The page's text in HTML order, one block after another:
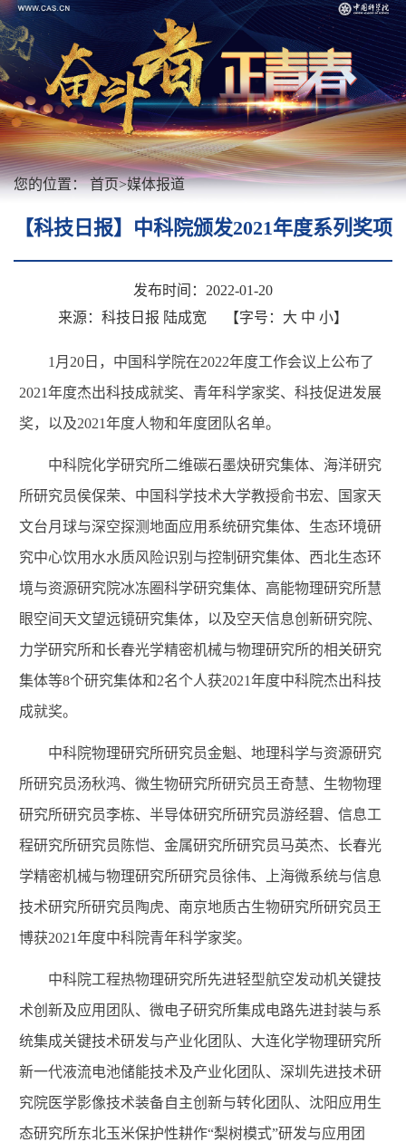
您的位置：首页>媒体报道
【科技日报】中科院颁发2021年度系列奖项
发布时间：2022-01-20
来源：科技日报 陆成宽
【字号： 大 中 小】
1月20日，中国科学院在2022年度工作会议上公布了
2021年度杰出科技成就奖、青年科学家奖、科技促进发展
奖，以及2021年度人物和年度团队名单。
中科院化学研究所二维碳石墨炔研究集体、海洋研究
所研究员侯保荣、中国科学技术大学教授俞书宏、国家天
文台月球与深空探测地面应用系统研究集体、生态环境研
究中心饮用水水质风险识别与控制研究集体、西北生态环
境与资源研究院冰冻圈科学研究集体、高能物理研究所慧
眼空间天文望远镜研究集体，以及空天信息创新研究院、
力学研究所和长春光学精密机械与物理研究所的相关研究
集体等8个研究集体和2名个人获2021年度中科院杰出科技
成就奖。
中科院物理研究所研究员金魁、地理科学与资源研究
所研究员汤秋鸿、微生物研究所研究员王奇慧、生物物理
研究所研究员李栋、半导体研究所研究员游经碧、信息工
程研究所研究员陈恺、金属研究所研究员马英杰、长春光
学精密机械与物理研究所研究员徐伟、上海微系统与信息
技术研究所研究员陶虎、南京地质古生物研究所研究员王
博获2021年度中科院青年科学家奖。
中科院工程热物理研究所先进轻型航空发动机关键技
术创新及应用团队、微电子研究所集成电路先进封装与系
统集成关键技术研发与产业化团队、大连化学物理研究所
新一代液流电池储能技术及产业化团队、深圳先进技术研
究院医学影像技术装备自主创新与转化团队、沈阳应用生
态研究所东北玉米保护性耕作“梨树模式”研发与应用团